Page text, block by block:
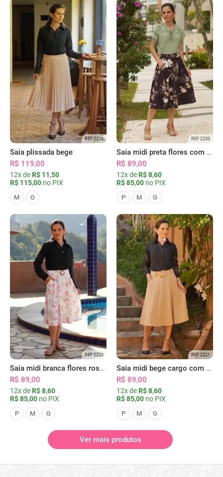
REF 2216
Saia plissada bege
R$ 119,00
12x de R$ 11,50
R$ 115,00 no PIX
M G
REF 2230
Saia midi preta flores com bolsos
R$ 89,00
12x de R$ 8,60
R$ 85,00 no PIX
P M G
REF 2220
Saia midi branca flores rosas com bolsos
R$ 89,00
12x de R$ 8,60
R$ 85,00 no PIX
P M G
REF 2221
Saia midi bege cargo com bolsos
R$ 89,00
12x de R$ 8,60
R$ 85,00 no PIX
P M G
Ver mais produtos